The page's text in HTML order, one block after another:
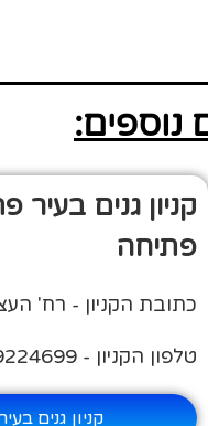
נוספים:
קניון גנים
פתיחה
כתובת הקניון - רח' העצמאות
טלפון הקניון - 03-9224699
קניון גנים